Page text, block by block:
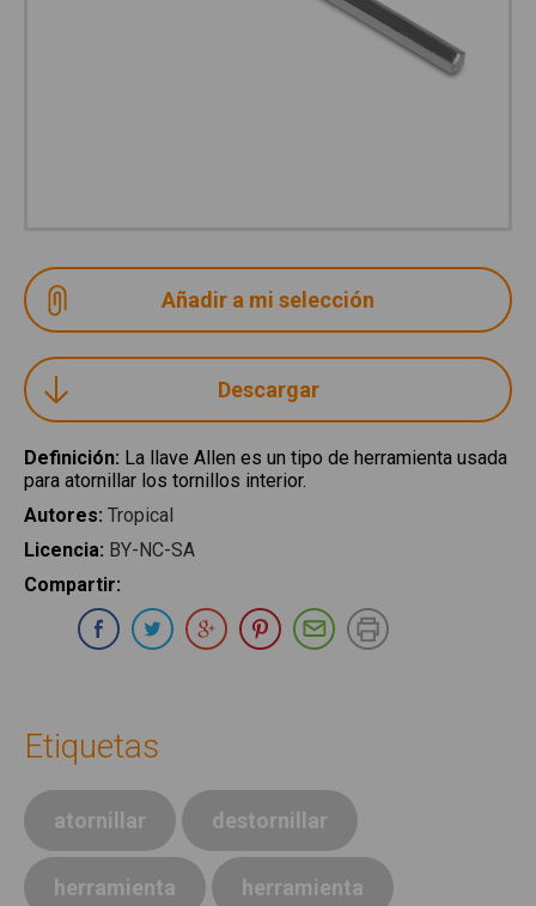
Descargar
Definición: La llave Allen es un tipo de herramienta usada
para atornillar los tornillos interior.
Autores: Tropical
Licencia: BY-NC-SA
Compartir:
Compartir en Whatsapp
Compartir en Facebook
Compartir en Twitter
Compartir en Google Plus
Compartir en Pinterest
Compartir por E-
Etiquetas
atornillar destornillar
herramienta herramienta